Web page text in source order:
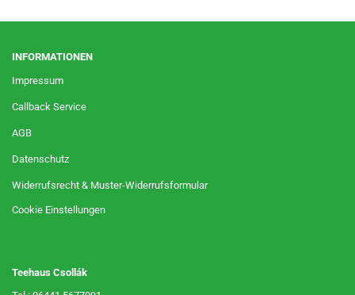
INFORMATIONEN
Impressum
Callback Service
AGB
Datenschutz
Widerrufsrecht & Muster-Widerrufsformular
Cookie Einstellungen
Teehaus Csollák